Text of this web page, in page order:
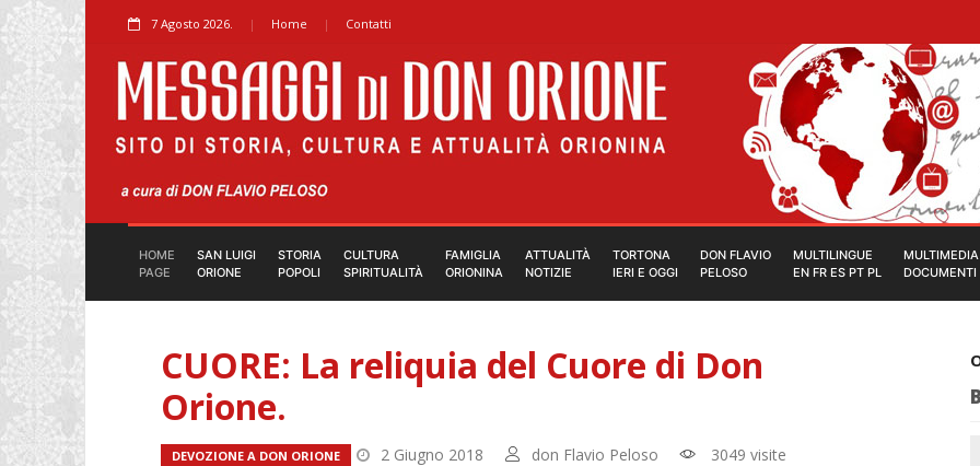
7 Agosto 2026. Home Contatti
HOME
PAGE
SAN LUIGI
ORIONE
STORIA
POPOLI
CULTURA
SPIRITUALITÀ
FAMIGLIA
ORIONINA
ATTUALITÀ
NOTIZIE
TORTONA
IERI E OGGI
DON FLAVIO
PELOSO
MULTILINGUE
EN FR ES PT PL
MULTIMEDIA
DOCUMENTI
CUORE: La reliquia del Cuore di Don
Orione.
DEVOZIONE A DON ORIONE 2 Giugno 2018 don Flavio Peloso 3049 visite